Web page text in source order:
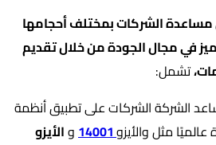
الشركات بمختلف أحجامها
في مجال الجودة من خلال تقديم
تشمل:
الشركة الشركات على تطبيق أنظمة
مثل والأيزو14001والأيزو